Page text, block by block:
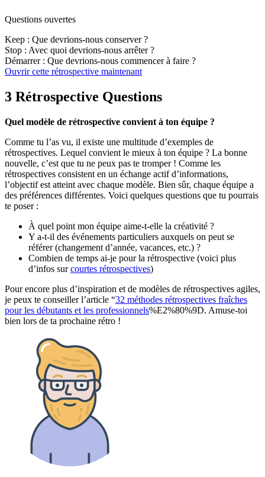
Questions ouvertes
Keep : Que devrions-nous conserver ?
Stop : Avec quoi devrions-nous arrêter ?
Démarrer : Que devrions-nous commencer à faire ?
Ouvrir cette rétrospective maintenant
3 Rétrospective Questions
Quel modèle de rétrospective convient à ton équipe ?
Comme tu l’as vu, il existe une multitude d’exemples de
rétrospectives. Lequel convient le mieux à ton équipe ? La bonne
nouvelle, c’est que tu ne peux pas te tromper ! Comme les
rétrospectives consistent en un échange actif d’informations,
l’objectif est atteint avec chaque modèle. Bien sûr, chaque équipe a
des préférences différentes. Voici quelques questions que tu pourrais
te poser :
À quel point mon équipe aime-t-elle la créativité ?
Y a-t-il des événements particuliers auxquels on peut se
référer (changement d’année, vacances, etc.) ?
Combien de temps ai-je pour la rétrospective (voici plus
d’infos surcourtes rétrospectives)
Pour encore plus d’inspiration et de modèles de rétrospectives agiles,
je peux te conseiller l’article “32 méthodes rétrospectives fraîches
pour les débutants et les professionnels%E2%80%9D. Amuse-toi
bien lors de ta prochaine rétro !